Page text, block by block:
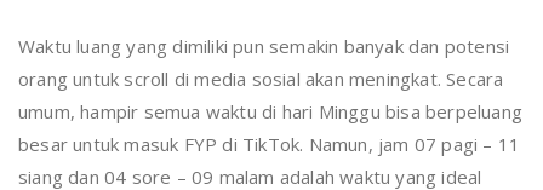
Waktu luang yang dimiliki pun semakin banyak dan potensi
orang untuk scroll di media sosial akan meningkat. Secara
umum, hampir semua waktu di hari Minggu bisa berpeluang
besar untuk masuk FYP di TikTok. Namun, jam 07 pagi – 11
siang dan 04 sore – 09 malam adalah waktu yang ideal